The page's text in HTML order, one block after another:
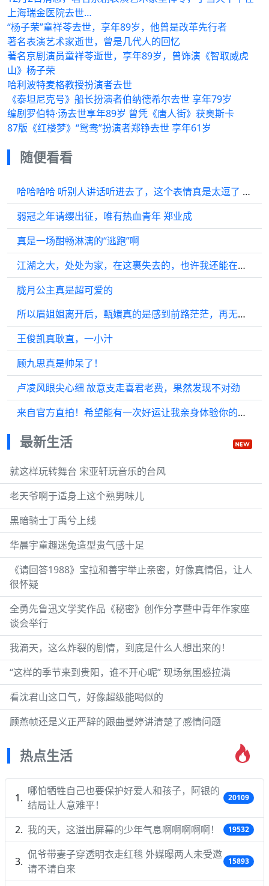
上海瑞金医院去世…
“杨子荣”童祥苓去世，享年89岁，他曾是改革先行者
著名表演艺术家逝世，曾是几代人的回忆
著名京剧演员童祥苓逝世，享年89岁，曾饰演《智取威虎
山》杨子荣
哈利波特麦格教授扮演者去世
《泰坦尼克号》船长扮演者伯纳德希尔去世 享年79岁
编剧罗伯特·汤去世享年89岁 曾凭《唐人街》获奥斯卡
87版《红楼梦》“鸳鸯”扮演者郑铮去世 享年61岁
随便看看
哈哈哈哈 听别人讲话听进去了，这个表情真是太逗了 蛟龙行动cr
弱冠之年请缨出征，唯有热血青年 郑业成
真是一场酣畅淋漓的“逃跑”啊
江湖之大，处处为家，在这裹失去的，也许我还能在其他地方找回呢
胧月公主真是超可爱的
所以眉姐姐离开后，甄嬛真的是感到前路茫茫，再无知心人相伴了
王俊凯真耿直，一小汁
顾九思真是帅呆了！
卢凌风眼尖心细 故意支走喜君老费，果然发现不对劲
来自官方直拍！希望能有一次好运让我亲身体验你的震撼现场！
最新生活
就这样玩转舞台 宋亚轩玩音乐的台风
老天爷啊于适身上这个熟男味儿
黑暗骑士丁禹兮上线
华晨宇童趣迷兔造型贵气感十足
《请回答1988》宝拉和善宇举止亲密，好像真情侣，让人
很怀疑
全勇先鲁迅文学奖作品《秘密》创作分享暨中青年作家座
谈会举行
我滴天，这么炸裂的剧情，到底是什么人想出来的！
“这样的季节来到贵阳，谁不开心呢” 现场氛围感拉满
看沈君山这口气，好像超级能喝似的
顾燕帧还是义正严辞的跟曲曼婷讲清楚了感情问题
热点生活
哪怕牺牲自己也要保护好爱人和孩子，阿银的
结局让人意难平！
20109
我的天，这溢出屏幕的少年气息啊啊啊啊啊！ 19532
侃爷带妻子穿透明衣走红毯 外媒曝两人未受邀
请不请自来
15893